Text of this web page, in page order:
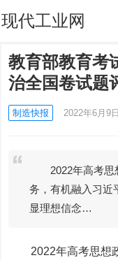
现代工业网
教育部教育考
治全国卷试题
制造快报 2022年6月9
2022年高考思
务，有机融入习近
显理想信念…
2022年高考思想政